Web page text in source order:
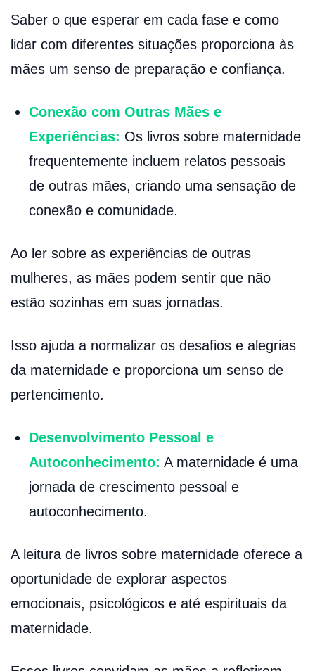
Saber o que esperar em cada fase e como
lidar com diferentes situações proporciona às
mães um senso de preparação e confiança.
Conexão com Outras Mães e
Experiências: Os livros sobre maternidade
frequentemente incluem relatos pessoais
de outras mães, criando uma sensação de
conexão e comunidade.
Ao ler sobre as experiências de outras
mulheres, as mães podem sentir que não
estão sozinhas em suas jornadas.
Isso ajuda a normalizar os desafios e alegrias
da maternidade e proporciona um senso de
pertencimento.
Desenvolvimento Pessoal e
Autoconhecimento: A maternidade é uma
jornada de crescimento pessoal e
autoconhecimento.
A leitura de livros sobre maternidade oferece a
oportunidade de explorar aspectos
emocionais, psicológicos e até espirituais da
maternidade.